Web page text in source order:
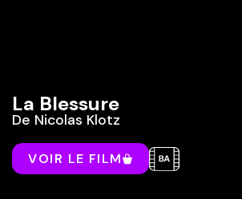
La Blessure
De Nicolas Klotz
VOIR LE FILM